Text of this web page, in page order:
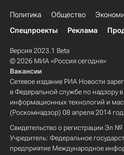
Политика Общество
Спецпроекты
Реклама
Версия 2023.1 Beta
© 2026 МИА «Россия сегодня»
Вакансии
Сетевое издание РИА Новости
в Федеральной службе по надзору
информационных технологий и
(Роскомнадзор) 08 апреля 2014
Свидетельство о регистрации Эл
Учредитель: Федеральное
предприятие Международное